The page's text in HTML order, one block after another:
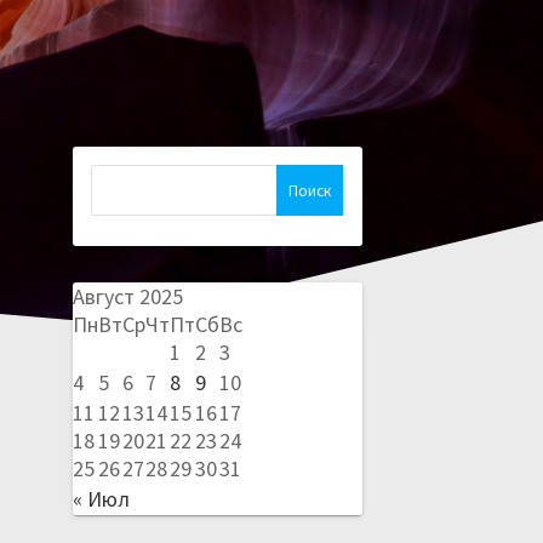
Август 2025
ПнВтСрЧтПтСбВс
1
2 3
4 5 6 7 8 9 10
11 121314151617
18192021 22 2324
25262728293031
« Июл